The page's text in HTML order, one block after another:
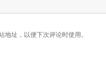
址，以便下次评论时使用。